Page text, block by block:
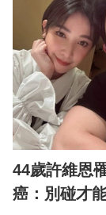
44歲許維恩
癌：別碰才